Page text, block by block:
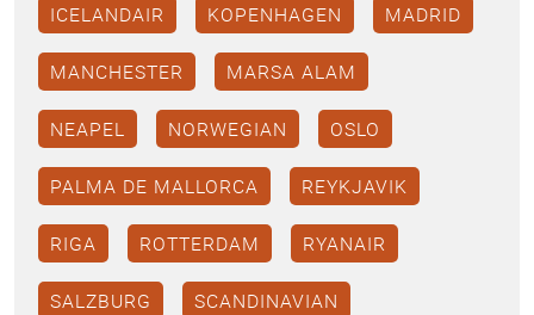
ICELANDAIR KOPENHAGEN MADRID
MANCHESTER MARSA ALAM
NEAPEL NORWEGIAN OSLO
PALMA DE MALLORCA REYKJAVIK
RIGA ROTTERDAM RYANAIR
SALZBURG SCANDINAVIAN